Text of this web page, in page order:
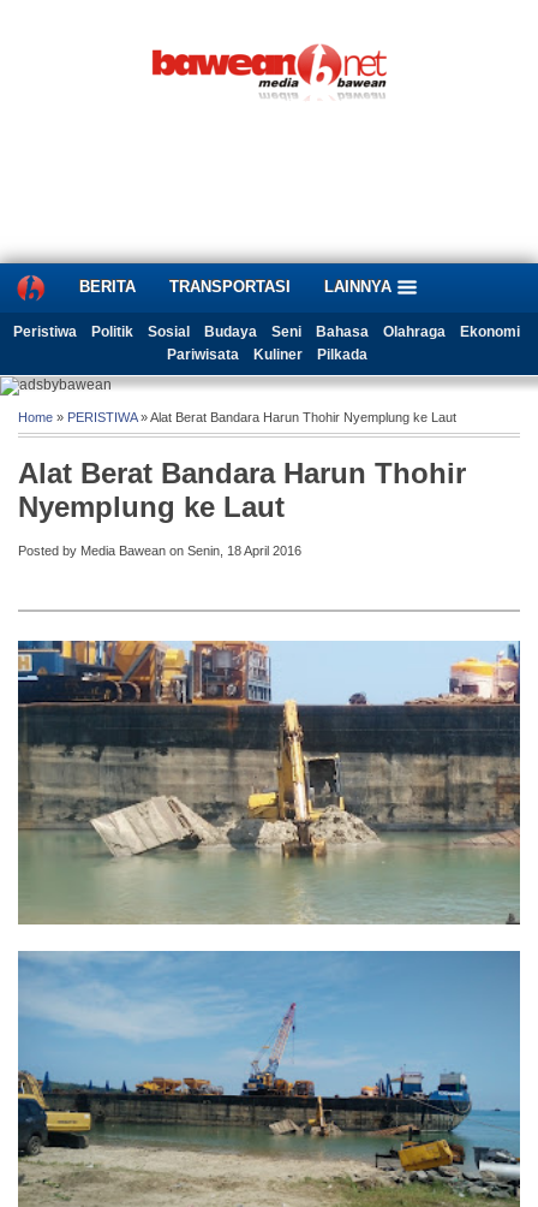
BERITA TRANSPORTASI LAINNYA
Peristiwa Politik Sosial Budaya Seni Bahasa Olahraga
Ekonomi
Pariwisata
Kuliner Pilkada
Home » PERISTIWA» Alat Berat Bandara Harun Thohir Nyemplung ke Laut
Alat Berat Bandara Harun Thohir
Nyemplung ke Laut
Posted by Media Bawean on Senin, 18 April 2016